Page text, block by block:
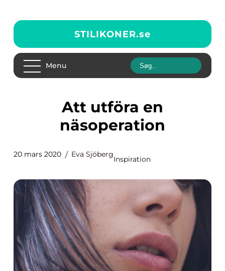
STILIKONER.se
Menu
Att utföra en
näsoperation
20 mars 2020 Eva Sjöberg
Inspiration